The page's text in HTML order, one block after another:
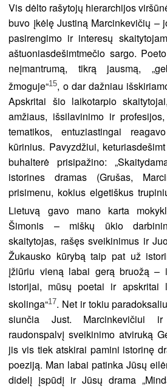
Vis dėlto rašytojų hierarchijos
buvo įkėlę Justiną Marcinkevičių –
pasirengimo ir interesų
aštuoniasdešimtmečio sargo.
neįmantrumą, tikrą jausmą,
žmoguje“15, o dar dažniau
Apskritai šio laikotarpio
amžiaus, išsilavinimo ir
tematikos, entuziastingai
kūrinius. Pavyzdžiui,
buhalterė prisipažino:
istorines dramas (Grušas,
prisimenu, kokius elgetiškus
Lietuvą gavo mano karta
Šimonis – miškų ūkio
skaitytojas, rašęs sveikinimus ir
Žukausko kūrybą taip pat už
įžiūriu vieną labai gerą bruožą –
istorijai, mūsų poetai ir apskritai
skolinga“17. Net ir tokiu
siunčia Just. Marcinkevičiui ir
raudonspalvį sveikinimo atviruką
jis vis tiek atskirai pamini istorinę
poeziją. Man labai patinka Jūsų
didelį įspūdį ir Jūsų drama